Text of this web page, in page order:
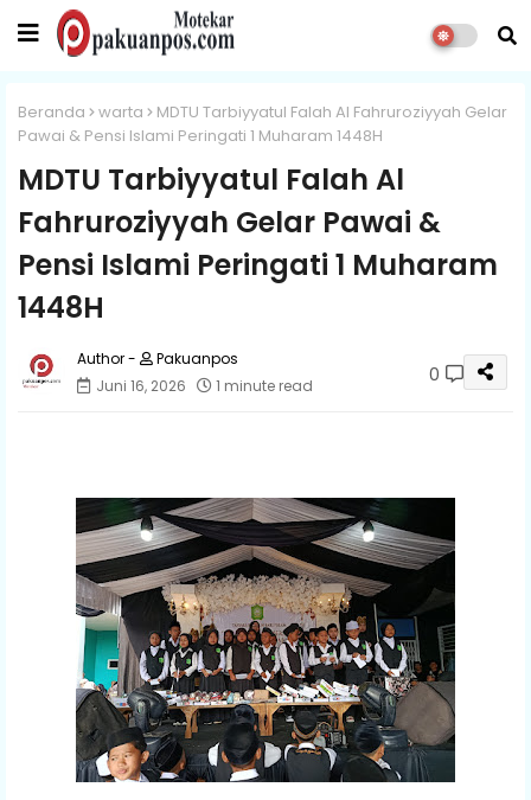
Beranda warta
MDTU Tarbiyyatul Falah Al Fahruroziyyah Gelar
Pawai & Pensi Islami Peringati 1 Muharam 1448H
MDTU Tarbiyyatul Falah Al
Fahruroziyyah Gelar Pawai &
Pensi Islami Peringati 1 Muharam
1448H
Pakuanpos
Juni 16, 2026
1 minute read 0